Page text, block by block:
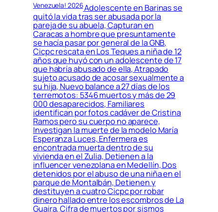
Venezuela! 2026Adolescente en Barinas se
quitó la vida tras ser abusada por la
pareja de su abuela, Capturan en
Caracas a hombre que presuntamente
se hacía pasar por general de la GNB,
Cicpc rescata en Los Teques a niña de 12
años que huyó con un adolescente de 17
que habría abusado de ella, Atrapado
sujeto acusado de acosar sexualmente a
su hija, Nuevo balance a 27 días de los
terremotos: 5346 muertos y más de 29
000 desaparecidos, Familiares
identifican por fotos cadáver de Cristina
Ramos pero su cuerpo no aparece,
Investigan la muerte de la modelo María
Esperanza Luces, Enfermera es
encontrada muerta dentro de su
vivienda en el Zulia, Detienen a la
influencer venezolana en Medellín, Dos
detenidos por el abuso de una niña en el
parque de Montalbán, Detienen y
destituyen a cuatro Cicpc por robar
dinero hallado entre los escombros de La
Guaira, Cifra de muertos por sismos